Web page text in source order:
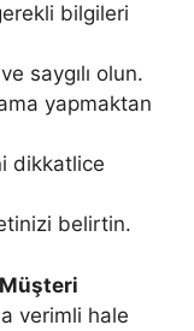
bilgileri
saygılı olun.
yapmaktan
dikkatlice
belirtin.
verimli hale